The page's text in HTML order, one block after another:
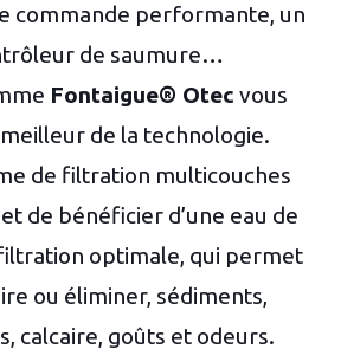
commande performante, un
de saumure…
Fontaigue® Otec vous
de la technologie.
de filtration multicouches
de bénéficier d’une eau de
optimale, qui permet
ou éliminer, sédiments,
calcaire, goûts et odeurs.